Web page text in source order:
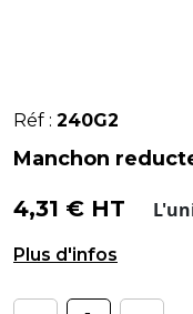
Réf : 240G2
Manchon
4,31 € HT
Taraudage /